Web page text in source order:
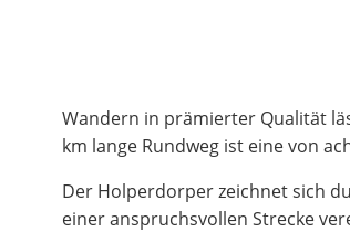
Wandern in prämierter Qualität
km lange Rundweg ist eine von
Der Holperdorper zeichnet sich
einer anspruchsvollen Strecke